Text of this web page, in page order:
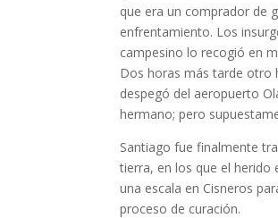
que era un comprador de
enfrentamiento. Los
campesino lo recogió en
Dos horas más tarde otro
despegó del aeropuerto
hermano; pero
Santiago fue finalmente
tierra, en los que el herido
una escala en Cisneros
proceso de curación.